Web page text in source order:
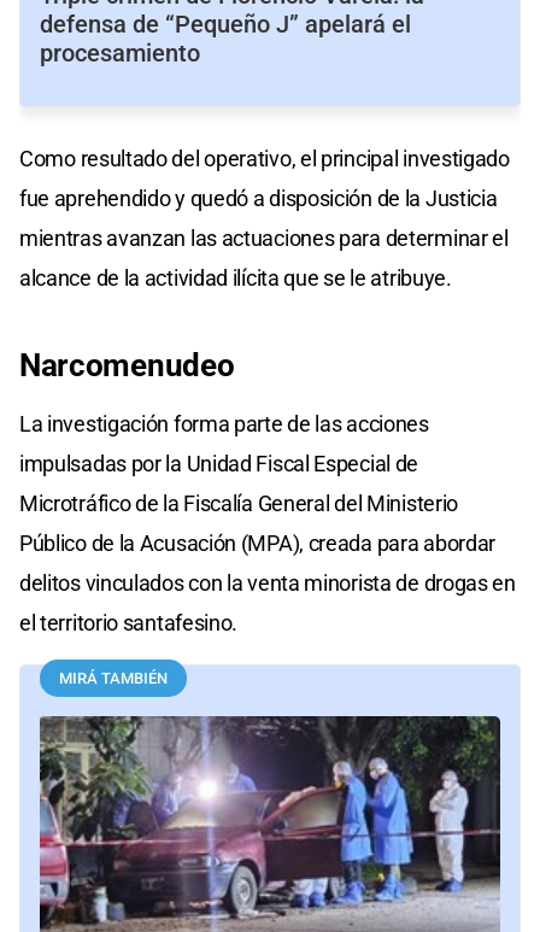
defensa de “Pequeño J” apelará el
procesamiento
Como resultado del operativo, el principal investigado
fue aprehendido y quedó a disposición de la Justicia
mientras avanzan las actuaciones para determinar el
alcance de la actividad ilícita que se le atribuye.
Narcomenudeo
La investigación forma parte de las acciones
impulsadas por la Unidad Fiscal Especial de
Microtráfico de la Fiscalía General del Ministerio
Público de la Acusación (MPA), creada para abordar
delitos vinculados con la venta minorista de drogas en
el territorio santafesino.
MIRÁ TAMBIÉN